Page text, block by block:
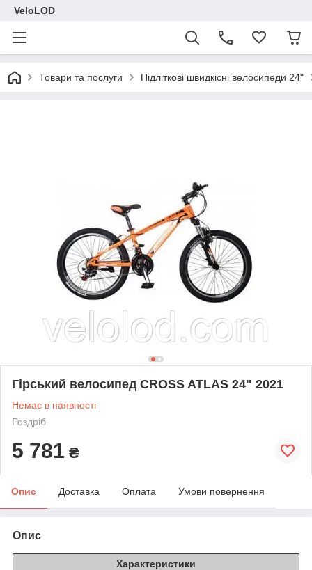
VeloLOD
Товари та послуги Підліткові швидкісні велосипеди 24"
Гірський велосипед CROSS ATLAS 24" 2021
Немає в наявності
Роздріб
5 781 ₴
Опис Доставка Оплата Умови повернення
Опис
Характеристики